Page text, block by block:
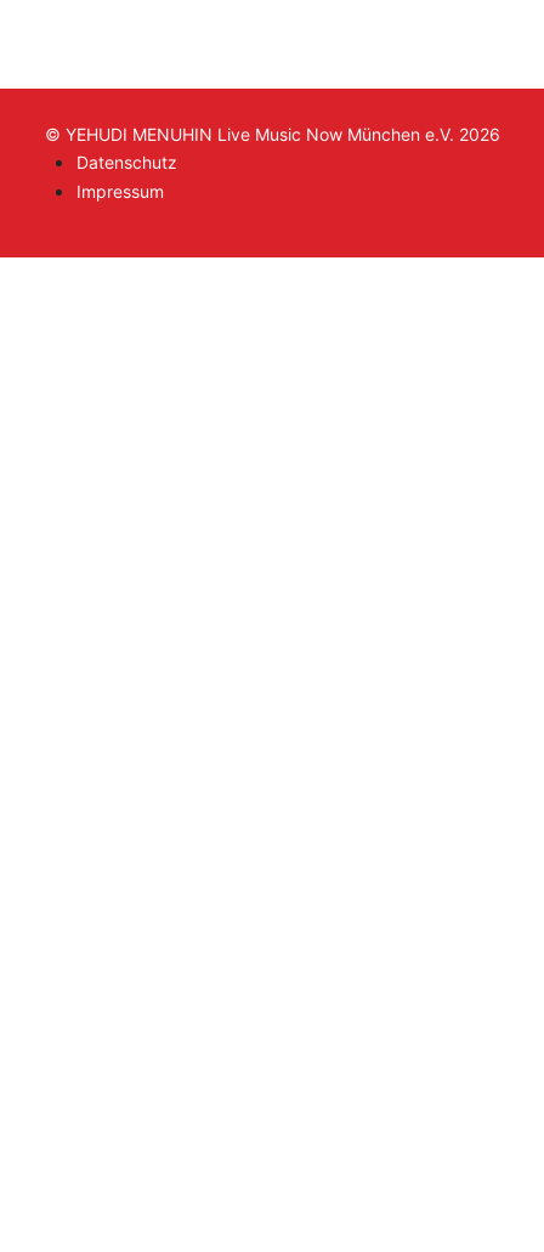
© YEHUDI MENUHIN Live Music Now München e.V. 2026
Datenschutz
Impressum